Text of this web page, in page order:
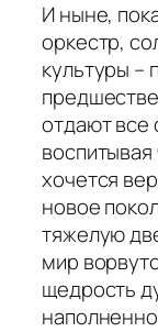
И ныне,
оркестр,
культуры –
отдают все
хочется
новое
тяжелую
мир
щедрость